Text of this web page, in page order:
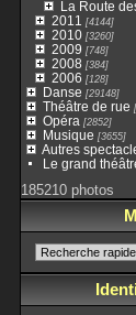
La Route
2011 [4144]
2010[3260]
2009 [748]
2008 [384]
2006 [128]
Danse [29148]
Théâtre de rue
Opéra [2852]
Musique [3655]
Autres
Le grand
185210 photos